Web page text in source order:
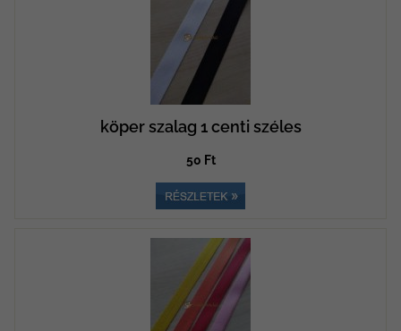
köper szalag 1 centi széles
50 Ft